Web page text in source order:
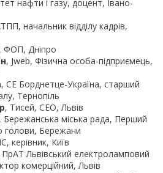
нафти і газу, доцент, Івано-
начальник відділу кадрів,
Дніпро
, Jweb, Фізична особа-підприємець,
, СЕ Борднетце-Україна, старший
Тернопіль
, Тисей, СЕО, Львів
, Бережанська міська рада, Перший
голови, Бережани
керівник, Київ
ПрАТ Львівський електроламповий
комерційний, Львів